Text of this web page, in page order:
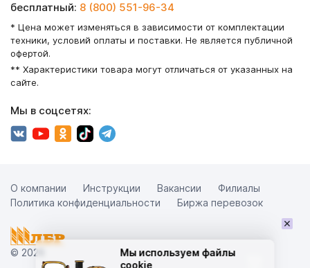
Мы используем файлы
cookie
бесплатный: 8 (800) 551-96-34
* Цена может изменяться в зависимости от комплектации
техники, условий оплаты и поставки. Не является публичной
офертой.
** Характеристики товара могут отличаться от указанных на
сайте.
Мы в соцсетях:
© 2026
О компании Инструкции Вакансии
Филиалы
Политика конфиденциальности
Биржа перевозок
×